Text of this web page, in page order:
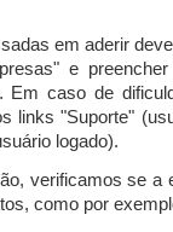
em aderir
e
Em caso de
links "Suporte"
logado).
verificamos se a
como por